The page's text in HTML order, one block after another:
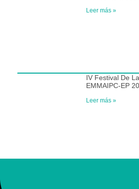
Leer más »
IV Festival De
EMMAIPC-EP
Leer más »